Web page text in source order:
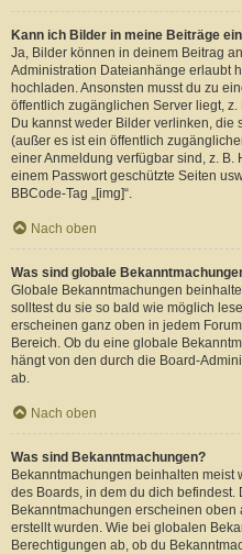
Kann ich Bilder in meine Beiträge
Ja, Bilder können in deinem Beitrag
Administration Dateianhänge erlaubt
hochladen. Ansonsten musst du zu
öffentlich zugänglichen Server liegt,
Du kannst weder Bilder verlinken,
(außer es ist ein öffentlich
einer Anmeldung verfügbar sind, z.
einem Passwort geschützte Seiten
BBCode-Tag „[img]“.
Nach oben
Was sind globale
Globale Bekanntmachungen
solltest du sie so bald wie möglich
erscheinen ganz oben in jedem
Bereich. Ob du eine globale
hängt von den durch die Board-
ab.
Nach oben
Was sind Bekanntmachungen?
Bekanntmachungen beinhalten meist
des Boards, in dem du dich befindest.
Bekanntmachungen erscheinen
erstellt wurden. Wie bei globalen
Berechtigungen ab, ob du